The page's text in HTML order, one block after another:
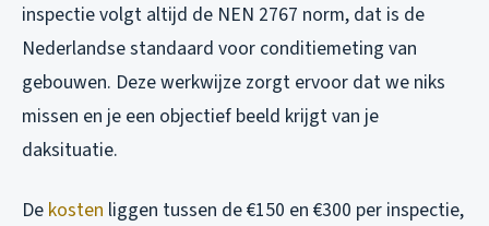
inspectie volgt altijd de NEN 2767 norm, dat is de
Nederlandse standaard voor conditiemeting van
gebouwen. Deze werkwijze zorgt ervoor dat we niks
missen en je een objectief beeld krijgt van je
daksituatie.
De kosten liggen tussen de €150 en €300 per inspectie,